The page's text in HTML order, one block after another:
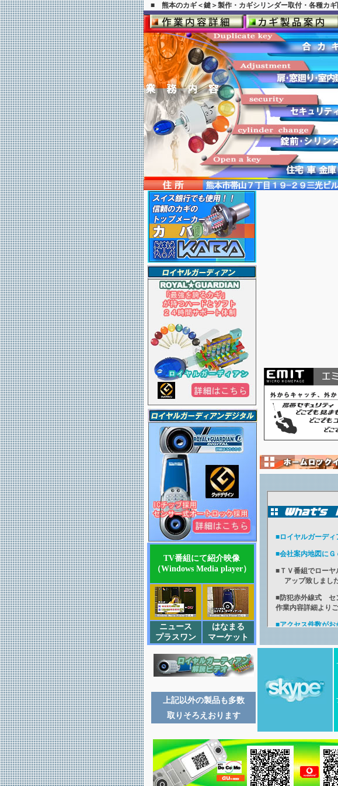
■ 熊本のカギ＜鍵＞製作・カギシリンダー取付・各種カ
TV番組にて紹介映像
（Windows Media player）
ニュース
プラスワン
はなまる
マーケット
上記以外の製品も多数
取り そろえおります